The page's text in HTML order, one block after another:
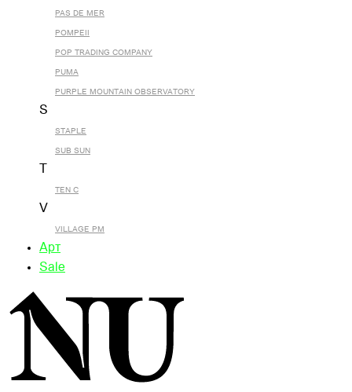
PAS DE MER
POMPEII
POP TRADING COMPANY
PUMA
PURPLE MOUNTAIN OBSERVATORY
S
STAPLE
SUB SUN
TEN C
V
VILLAGE PM
Арт
Sale